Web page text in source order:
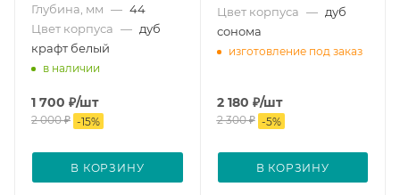
Глубина, мм — 44
Цвет корпуса — дуб
крафт белый
в наличии
1 700 ₽/шт
2 000₽ -15%
В КОРЗИНУ
Цвет корпуса — дуб
сонома
изготовление под заказ
2 180 ₽/шт
2 300₽ -5%
В КОРЗИНУ